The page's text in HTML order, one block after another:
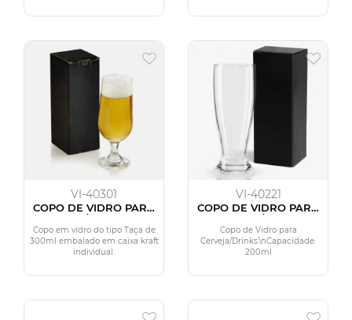
VI-40301
COPO DE VIDRO PARA
CERVEJA / DRINKS 300
ML
Copo em vidro do tipo Taça de
300ml embalado em caixa kraft
individual.
VI-40221
COPO DE VIDRO PARA
CERVEJA / DRINK -
200ML - COM CAIXA
Copo de Vidro para
Cerveja/Drinks.\nCapacidade:
200ml